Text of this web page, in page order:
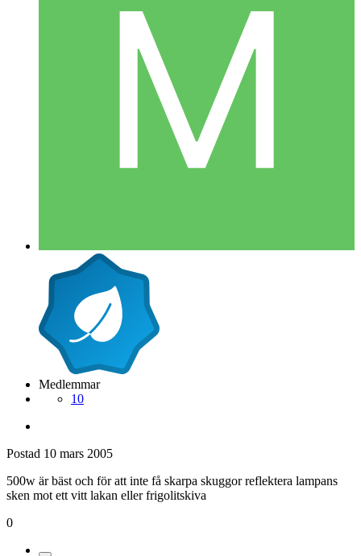
Medlemmar
10
Postad 10 mars 2005
500w är bäst och för att inte få skarpa skuggor reflektera lampans
sken mot ett vitt lakan eller frigolitskiva
0